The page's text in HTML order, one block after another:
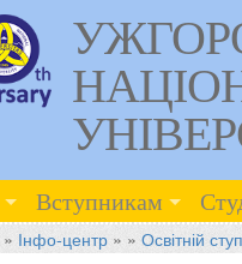
Вступникам
» Інфо-центр» » Освітній